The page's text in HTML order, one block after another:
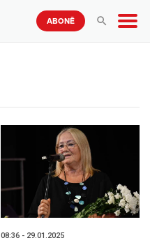
ABONĒ
08:36 - 29.01.2025